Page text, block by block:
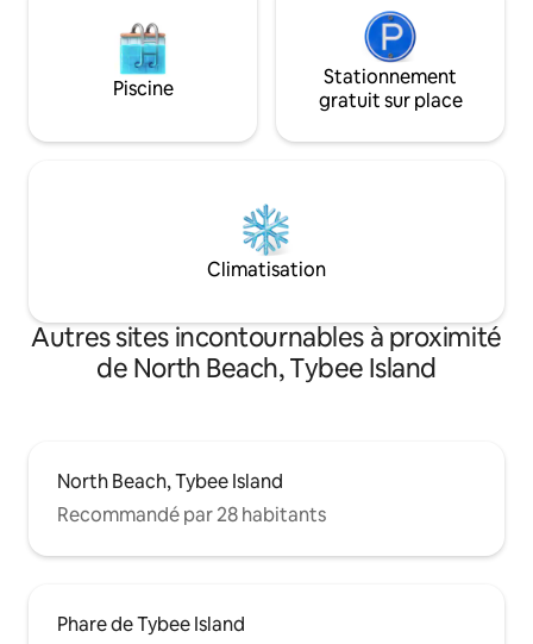
Piscine
Stationnement
gratuit sur place
Climatisation
Autres sites incontournables à proximité
de North Beach, Tybee Island
North Beach, Tybee Island
Recommandé par 28 habitants
Phare de Tybee Island